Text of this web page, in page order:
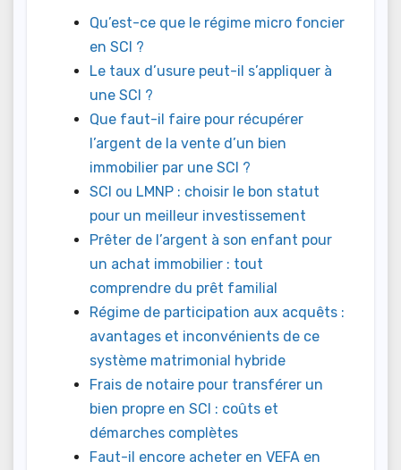
Qu’est-ce que le régime micro foncier
en SCI ?
Le taux d’usure peut-il s’appliquer à
une SCI ?
Que faut-il faire pour récupérer
l’argent de la vente d’un bien
immobilier par une SCI ?
SCI ou LMNP : choisir le bon statut
pour un meilleur investissement
Prêter de l’argent à son enfant pour
un achat immobilier : tout
comprendre du prêt familial
Régime de participation aux acquêts :
avantages et inconvénients de ce
système matrimonial hybride
Frais de notaire pour transférer un
bien propre en SCI : coûts et
démarches complètes
Faut-il encore acheter en VEFA en